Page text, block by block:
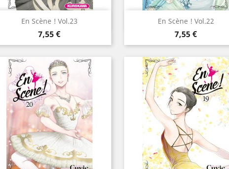
En Scène ! Vol.23
Prix
7,55 €
Aperçu rapide En Scène ! Vol.22
Prix
7,55 €
Aperçu rapide